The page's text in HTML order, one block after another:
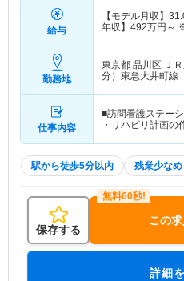
給与
【モデル月収】
年収】 492万円～
勤務地
東京都 品川区 Ｊ
分）東急大井町線
仕事内容
■訪問看護ステー
・リハビリ計画
駅から徒歩5分以内 残業少なめ
保存する
この
詳細